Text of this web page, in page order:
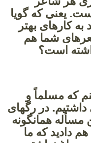
یعنی که گویا
کارهای بهتر
شما هم
است؟
که مسلماً و
در رگهای
همانگونه
دادید که ما